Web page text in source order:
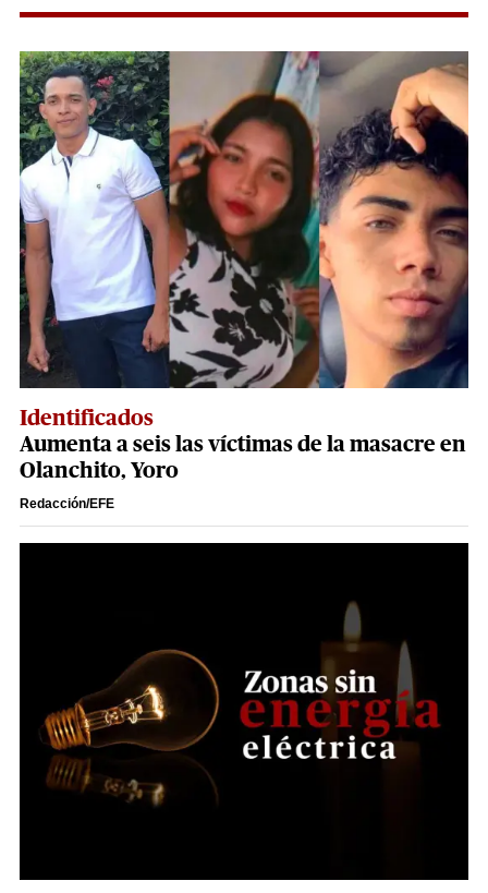
Identificados
Aumenta a seis las víctimas de la masacre en
Olanchito, Yoro
Redacción/EFE